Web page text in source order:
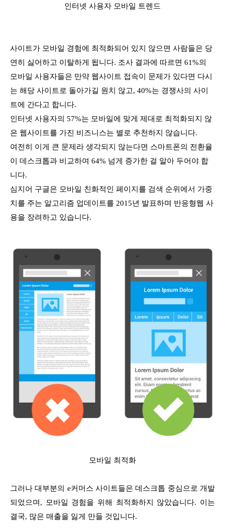
인터넷 사용자 모바일 트렌드
사이트가 모바일 경험에 최적화되어 있지 않으면 사람들은 당
연히 싫어하고 이탈하게 됩니다. 조사 결과에 따르면 61%의
모바일 사용자들은 만약 웹사이트 접속이 문제가 있다면 다시
는 해당 사이트로 돌아가길 원치 않고, 40%는 경쟁사의 사이
트에 간다고 합니다.
인터넷 사용자의 57%는 모바일에 맞게 제대로 최적화되지 않
은 웹사이트를 가진 비즈니스는 별로 추천하지 않습니다.
여전히 이게 큰 문제라 생각되지 않는다면 스마트폰의 전환율
이 데스크톱과 비교하여 64% 넘게 증가한 걸 알아 두어야 합
니다.
심지어 구글은 모바일 친화적인 페이지를 검색 순위에서 가중
치를 주는 알고리즘 업데이트를 2015년 발표하며 반응형웹 사
용을 장려하고 있습니다.
모바일 최적화
그러나 대부분의 e커머스 사이트들은 데스크톱 중심으로 개발
되었으며, 모바일 경험을 위해 최적화하지 않았습니다. 이는
결국, 많은 매출을 잃게 만들 것입니다.